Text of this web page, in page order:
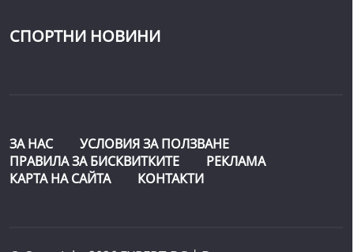
СПОРТНИ НОВИНИ
ЗА НАС
УСЛОВИЯ ЗА ПОЛЗВАНЕ
ПРАВИЛА ЗА БИСКВИТКИТЕ
РЕКЛАМА
КАРТА НА САЙТА
КОНТАКТИ